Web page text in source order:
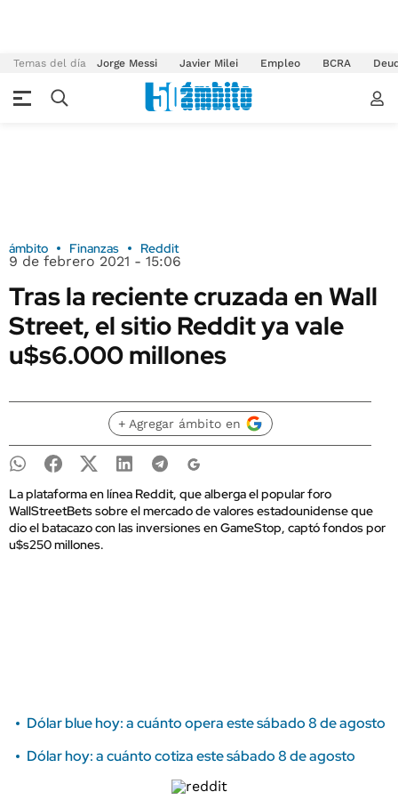
Temas del día Jorge Messi Javier Milei Empleo BCRA
ámbito Finanzas Reddit
9 de febrero 2021 - 15:06
Tras la reciente cruzada en Wall
Street, el sitio Reddit ya vale
u$s6.000 millones
+ Agregar ámbito en
La plataforma en línea Reddit, que alberga el popular foro
WallStreetBets sobre el mercado de valores estadounidense que
dio el batacazo con las inversiones en GameStop, captó fondos por
u$s250 millones.
Dólar blue hoy: a cuánto opera este sábado 8 de agosto
Dólar hoy: a cuánto cotiza este sábado 8 de agosto